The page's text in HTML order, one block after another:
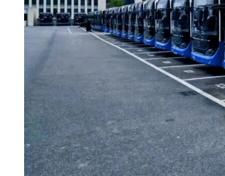
足要求的年份，则提供自成立以来的财务会计报表)
业绩要求：
信誉要求：未处于被责令停业、投标资格被取消或者财产被接
管、冻结和破产状态，未涉及重大诉讼，在最近三年内没有骗
取中标或严重违约事故。(提供承诺书并加盖投标人公章)
拟派项目负责人须具备以下条件：
(2)项目负责人与企业签订的劳动合同，以及《职工养老保险
手册》(内附2024年03月-2024年05月的连续缴费清单)或由社保
机构出具的2024年03月-2024年05月连续缴费证明(如投标人成
立时间迟于要求开始的时间，则时间要求为投标人成立时间至
截止时间;已退休人员提供退休证和相关劳动关系证明)。(3)建
筑专业负责人必须具备国家一级注册建筑师。建筑专业负责人